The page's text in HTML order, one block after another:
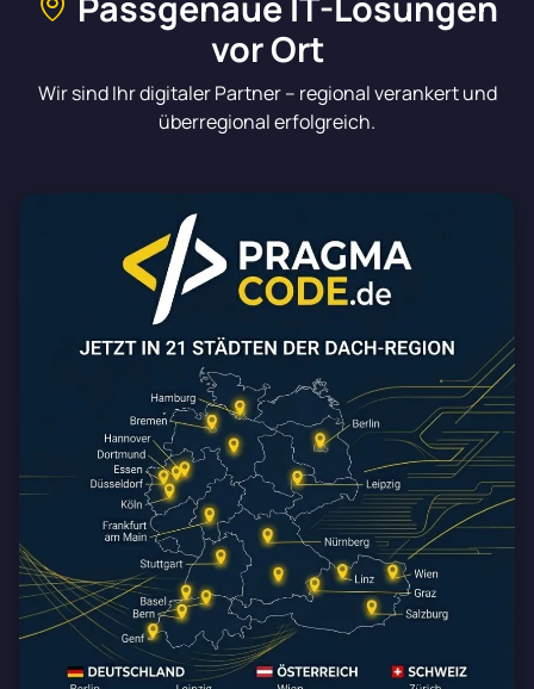
vor Ort
Wir sind Ihr digitaler Partner – regional verankert und
überregional erfolgreich.